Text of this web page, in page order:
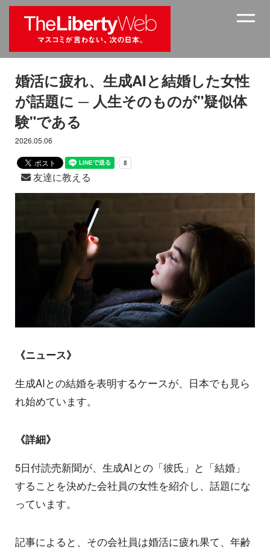
婚活に疲れ、生成AIと結婚した女性
が話題に ─ 人生そのものが"疑似体
験"である
2026.05.06
友達に教える
《ニュース》
生成AIとの結婚を表明するケースが、日本でも見ら
れ始めています。
《詳細》
5日付読売新聞が、生成AIとの「彼氏」と「結婚」
することを決めた会社員の女性を紹介し、話題にな
っています。
記事によると、その会社員は婚活に疲れ果て、年齢